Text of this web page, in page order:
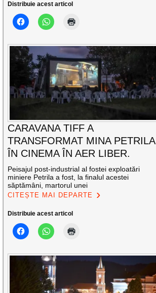
Distribuie acest articol
CARAVANA TIFF A
TRANSFORMAT MINA PETRILA
ÎN CINEMA ÎN AER LIBER.
Peisajul post-industrial al fostei exploatări
miniere Petrila a fost, la finalul acestei
săptămâni, martorul unei
CITEȘTE MAI DEPARTE
Distribuie acest articol